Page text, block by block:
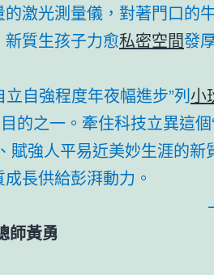
激光測量儀，對著門口的
質生孩子力愈私密空間發
立自強程度年夜幅進步”列小
的之一。牽住科技立異這個
賦強人平易近美妙生涯的新
長供給彭湃動力。
師黃勇